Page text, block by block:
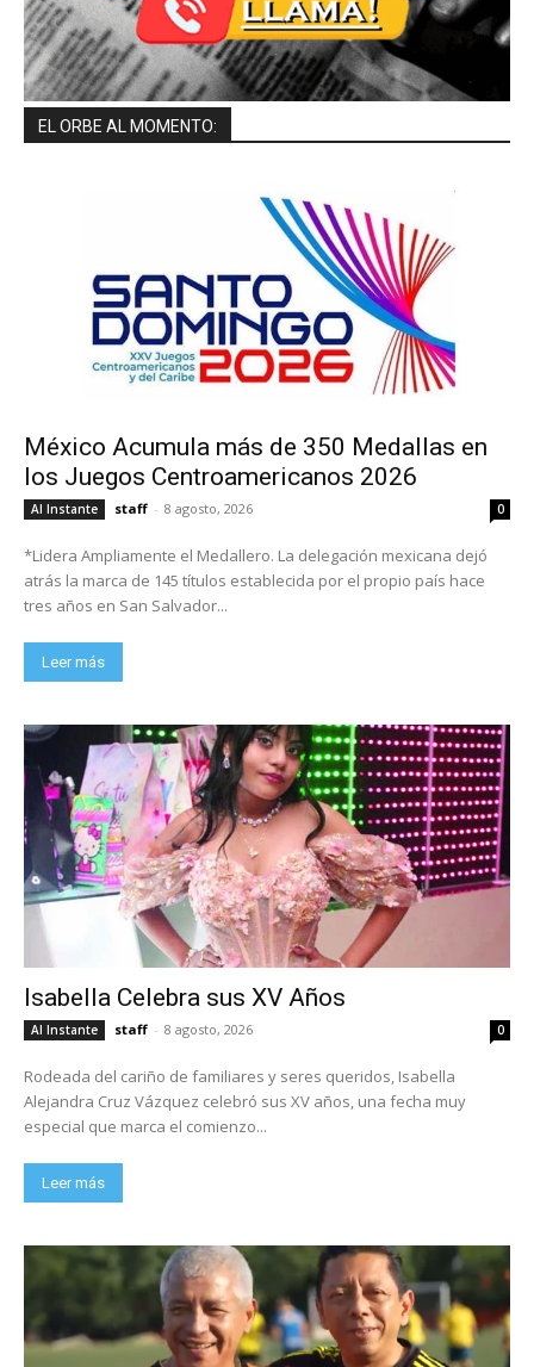
EL ORBE AL MOMENTO:
México Acumula más de 350 Medallas en
los Juegos Centroamericanos 2026
Al Instante staff - 8 agosto, 2026 0
*Lidera Ampliamente el Medallero. La delegación mexicana dejó
atrás la marca de 145 títulos establecida por el propio país hace
tres años en San Salvador...
Leer más
Isabella Celebra sus XV Años
Al Instante staff - 8 agosto, 2026 0
Rodeada del cariño de familiares y seres queridos, Isabella
Alejandra Cruz Vázquez celebró sus XV años, una fecha muy
especial que marca el comienzo...
Leer más